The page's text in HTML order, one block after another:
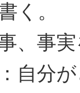
く。
事実
分が